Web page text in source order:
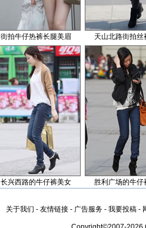
街拍牛仔热裤长腿美眉 天山北路街拍丝
长兴西路的牛仔裤美女 胜利广场的牛仔
关于我们 - 友情链接 - 广告服务 - 我要投稿 -